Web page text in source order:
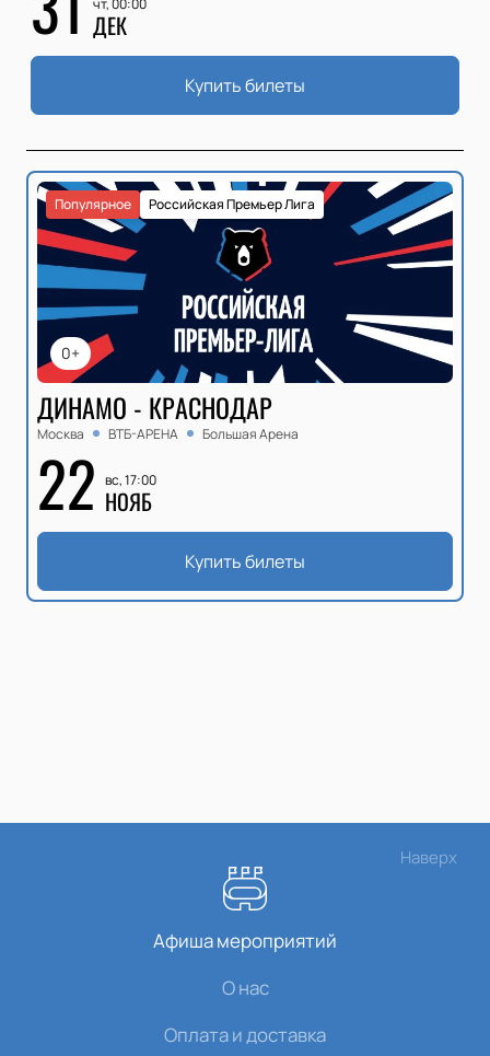
чт, 00:00
ДЕК
Купить билеты
0+
Российская Премьер Лига
Популярное
ДИНАМО - КРАСНОДАР
Москва ВТБ-АРЕНА Большая Арена
22 вс, 17:00
НОЯБ
Купить билеты
Наверх
Афиша мероприятий
О нас
Оплата и доставка